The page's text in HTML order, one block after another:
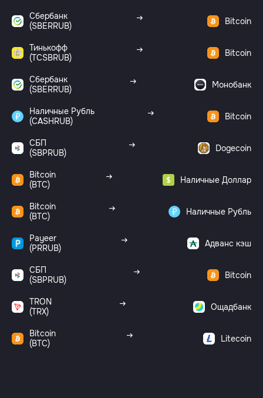
Сбербанк
(SBERRUB)
Bitcoin
Тинькофф
(TCSBRUB)
Bitcoin
Сбербанк
(SBERRUB)
Монобанк
Наличные Рубль
(CASHRUB)
Bitcoin
СБП
(SBPRUB)
Dogecoin
Bitcoin
(BTC)
Наличные Доллар
Bitcoin
(BTC)
Наличные Рубль
Payeer
(PRRUB)
Адванс кэш
СБП
(SBPRUB)
Bitcoin
TRON
(TRX)
Ощадбанк
Bitcoin
(BTC)
Litecoin